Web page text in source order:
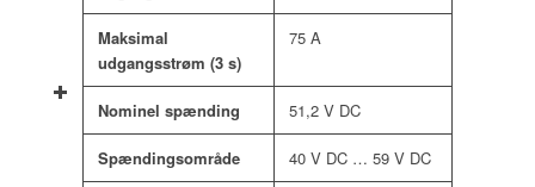
Maksimal
udgangsstrøm (3 s)
75 A
Nominel spænding 51,2 V DC
Spændingsområde 40 V DC … 59 V DC